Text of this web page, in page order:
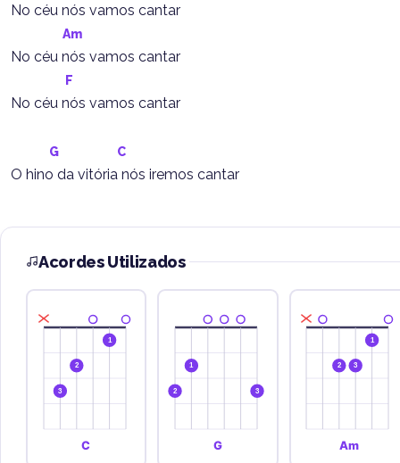
No céu nós vamos cantar
Am
No céu nós vamos cantar
F
No céu nós vamos cantar
G C
O hino da vitória nós iremos cantar
Acordes Utilizados
3
2
1
C
2
1
3
G
2 3
1
Am